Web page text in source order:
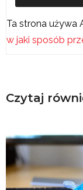
Ta strona używa
w jaki sposób
Czytaj